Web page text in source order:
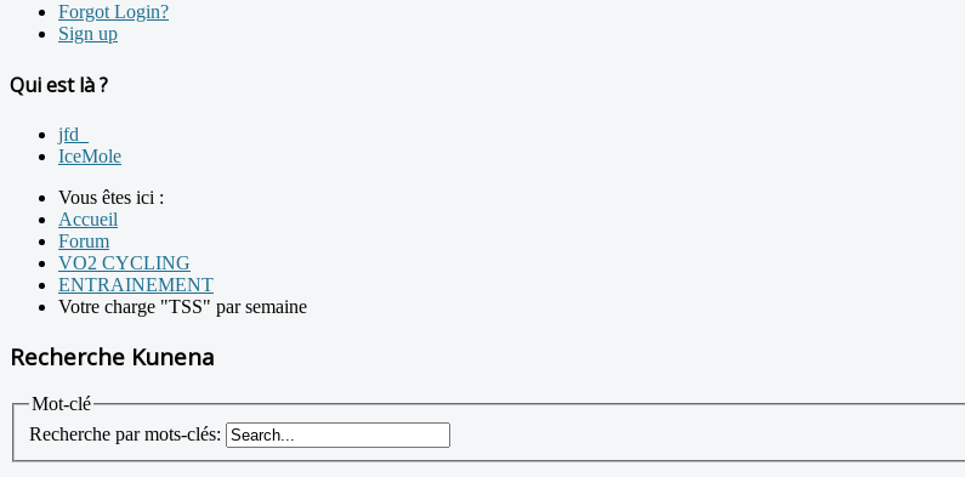
Forgot Login?
Sign up
Qui est là ?
jfd_
IceMole
Vous êtes ici :
Accueil
Forum
VO2 CYCLING
ENTRAINEMENT
Votre charge "TSS" par semaine
Recherche Kunena
Mot-clé
Recherche par mots-clés: